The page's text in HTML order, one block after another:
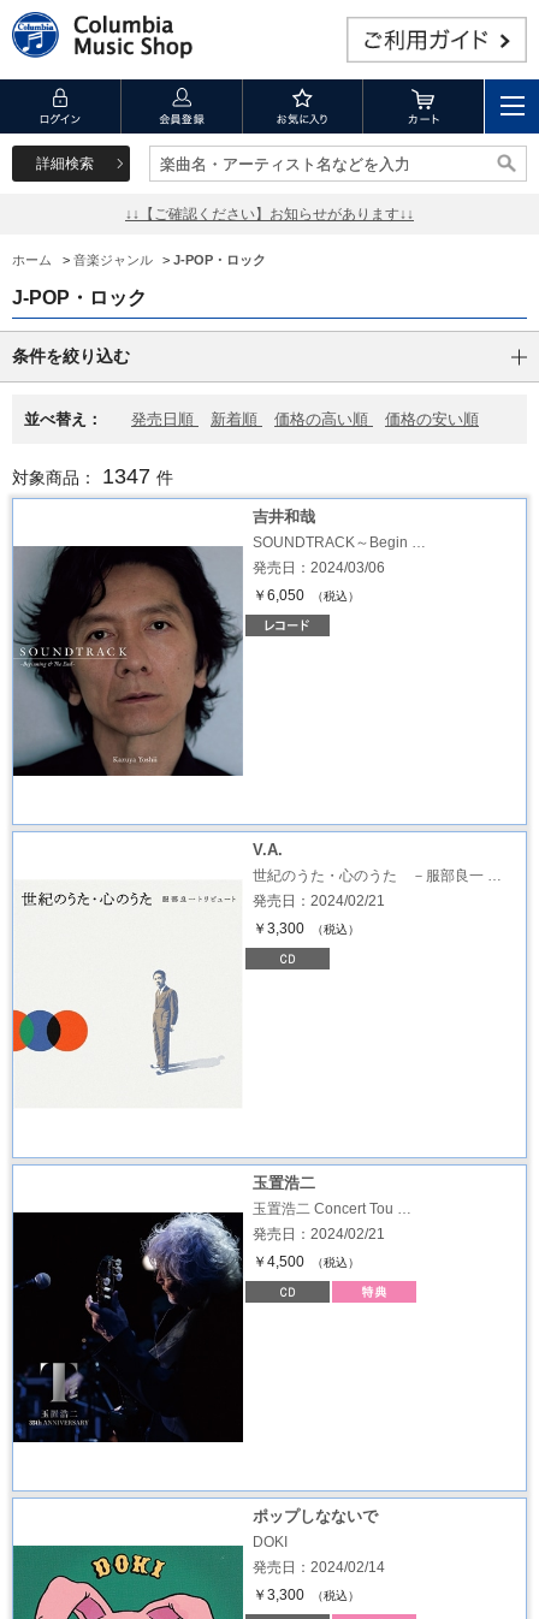
詳細検索 楽曲名・アーティスト名などを入力
楽曲名・アーティスト名などを入力
↓↓【ご確認ください】お知らせがあります↓↓
ホーム > 音楽ジャンル > J-POP・ロック
J-POP・ロック
条件を絞り込む
並べ替え： 発売日順 新着順 価格の高い順 価格の安い順
対象商品： 1347 件
吉井和哉
SOUNDTRACK～Begin …
発売日：2024/03/06
￥6,050
（税込）
V.A.
世紀のうた・心のうた －服部良一 …
発売日：2024/02/21
￥3,300
（税込）
玉置浩二
玉置浩二 Concert Tou …
発売日：2024/02/21
￥4,500
（税込）
ポップしなないで
DOKI
発売日：2024/02/14
￥3,300
（税込）